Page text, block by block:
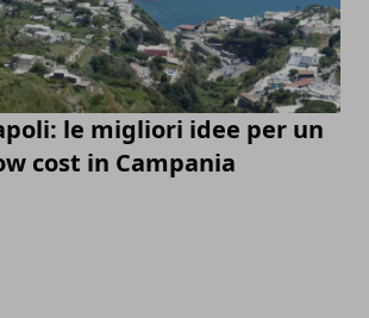
le migliori idee per un
cost in Campania